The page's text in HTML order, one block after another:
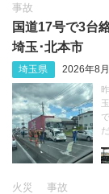
事故
国道17号で3台
埼玉･北本市
埼玉県 2026年8
火災 事故